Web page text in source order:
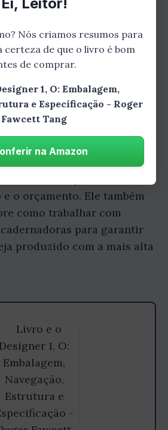
livro, "Especificação", aborda
do design de livros, como
margens e espaçamento
discute os diferentes
ser considerados ao
como o público-alvo, o
o orçamento. Ele também
como trabalhar com
para garantir
produzido com a mais alta
Nós criamos resumos para
certeza de que o livro é bom
de comprar.
1, O: Embalagem,
e Especificação - Roger
Fawcett Tang
na Amazon